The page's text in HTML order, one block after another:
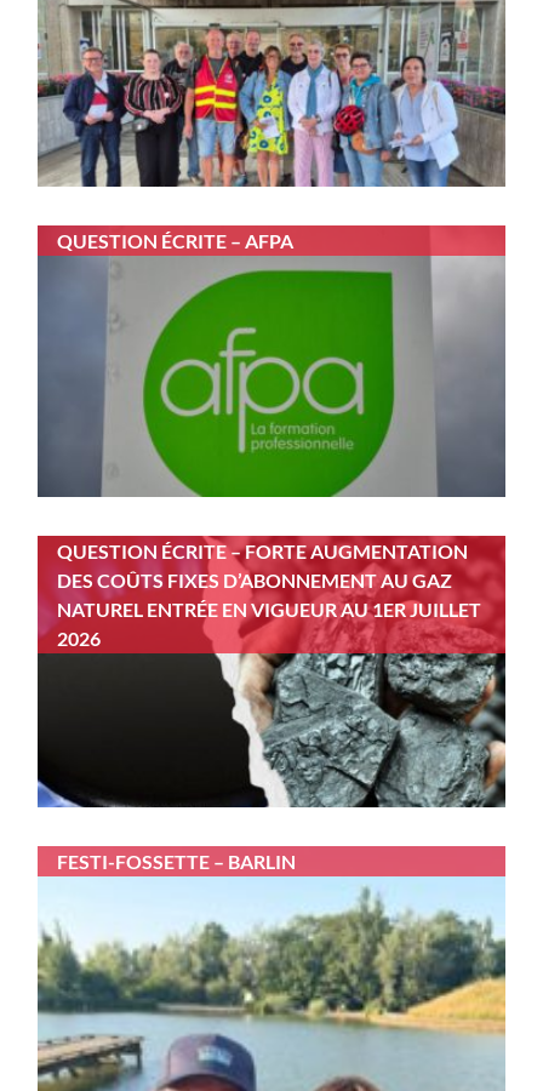
QUESTION ÉCRITE – AFPA
QUESTION ÉCRITE – FORTE AUGMENTATION
DES COÛTS FIXES D’ABONNEMENT AU GAZ
NATUREL ENTRÉE EN VIGUEUR AU 1ER JUILLET
2026
FESTI-FOSSETTE – BARLIN